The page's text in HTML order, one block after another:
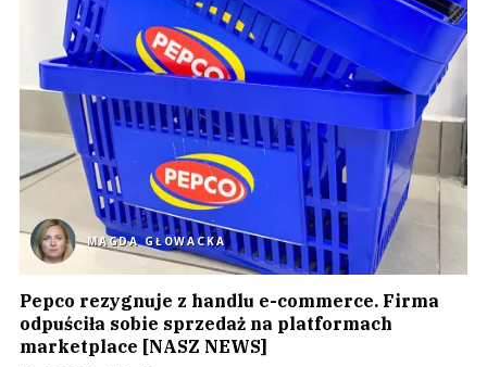
MAGDA GŁOWACKA
Pepco rezygnuje z handlu e-commerce. Firma
odpuściła sobie sprzedaż na platformach
marketplace [NASZ NEWS]